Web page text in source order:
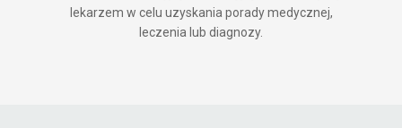
lekarzem w celu uzyskania porady medycznej,
leczenia lub diagnozy.